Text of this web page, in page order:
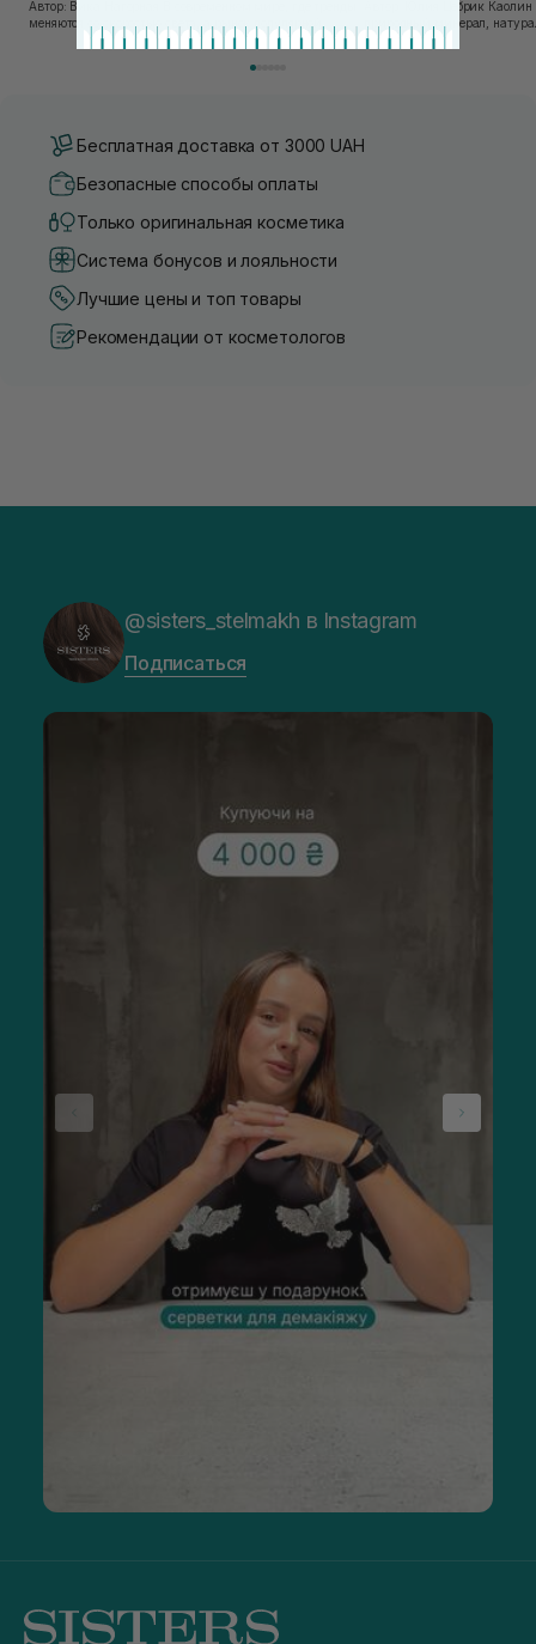
Автор: Вика Нагорная В современном мире, где тренды
меняются со скоростью света, а рынок популярной
косметики переполнен новыми предложениями, выбор
Автор: Юлия Цебрик Каолин в косметологии – это
природный минерал,
имеет множество
Бесплатная доставка от 3000 UAH
Безопасные способы оплаты
Только оригинальная косметика
Система бонусов и лояльности
Лучшие цены и топ товары
Рекомендации от косметологов
@sisters_stelmakh в Instagram
Подписаться